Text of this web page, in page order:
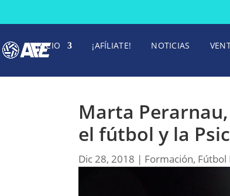
INICIO ¡AFÍLIATE! NOTICIAS
Marta
el fútbol y la
Dic 28, 2018 | Formación, Fútbol